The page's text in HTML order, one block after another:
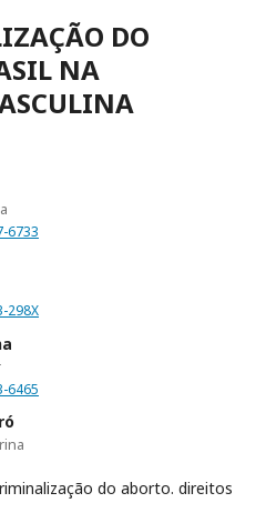
DO
NA
6733
298X
6465
do aborto. direitos